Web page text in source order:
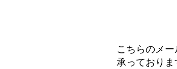
こちらのメ
承っておりま